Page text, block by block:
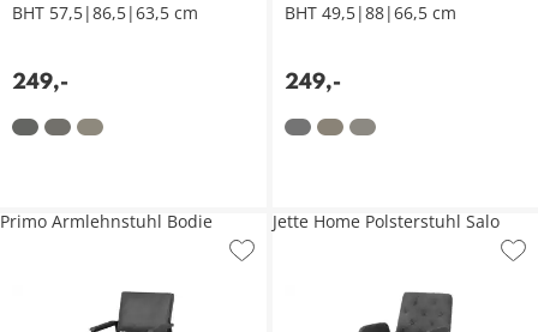
BHT 57,5|86,5|63,5 cm
249,-
BHT 49,5|88|66,5 cm
249,-
Primo Armlehnstuhl Bodie Jette Home Polsterstuhl Salo